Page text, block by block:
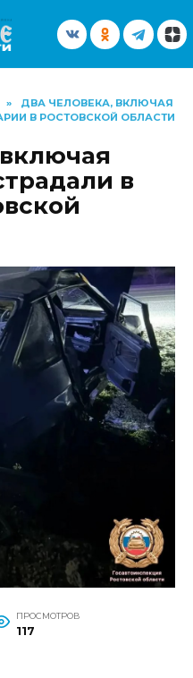
»
ДВА ЧЕЛОВЕКА, ВКЛЮЧАЯ
В РОСТОВСКОЙ ОБЛАСТИ
в
ПРОСМОТРОВ
117